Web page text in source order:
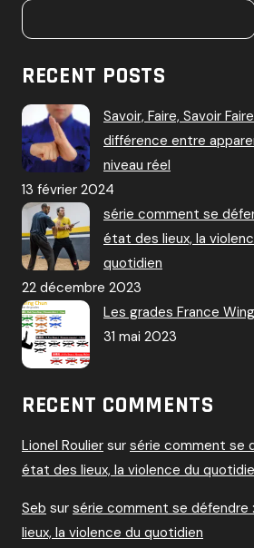
RECENT POSTS
Savoir, Faire, Savoir
différence entre
niveau réel
13 février 2024
série comment se
état des lieux, la
quotidien
22 décembre 2023
Les grades France
31 mai 2023
RECENT COMMENTS
Lionel Roulier sur série comment se
état des lieux, la violence du
Seb sur série comment se défendre
lieux, la violence du quotidien